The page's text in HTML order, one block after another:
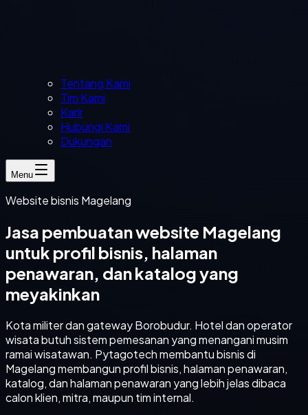
Tentang Kami
Tim Kami
Karir
Hubungi Kami
Dukungan
Menu
Website bisnis Magelang
Jasa pembuatan website Magelang
untuk profil bisnis, halaman
penawaran, dan katalog yang
meyakinkan
Kota militer dan gateway Borobudur. Hotel dan operator
wisata butuh sistem pemesanan yang menangani musim
ramai wisatawan. Pytagotech membantu bisnis di
Magelang membangun profil bisnis, halaman penawaran,
katalog, dan halaman penawaran yang lebih jelas dibaca
calon klien, mitra, maupun tim internal.